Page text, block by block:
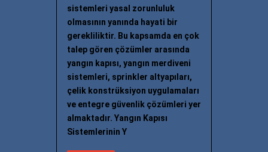
sistemleri yasal zorunluluk
olmasının yanında hayati bir
gerekliliktir. Bu kapsamda en çok
talep gören çözümler arasında
yangın kapısı, yangın merdiveni
sistemleri, sprinkler altyapıları,
çelik konstrüksiyon uygulamaları
ve entegre güvenlik çözümleri yer
almaktadır. Yangın Kapısı
Sistemlerinin Y